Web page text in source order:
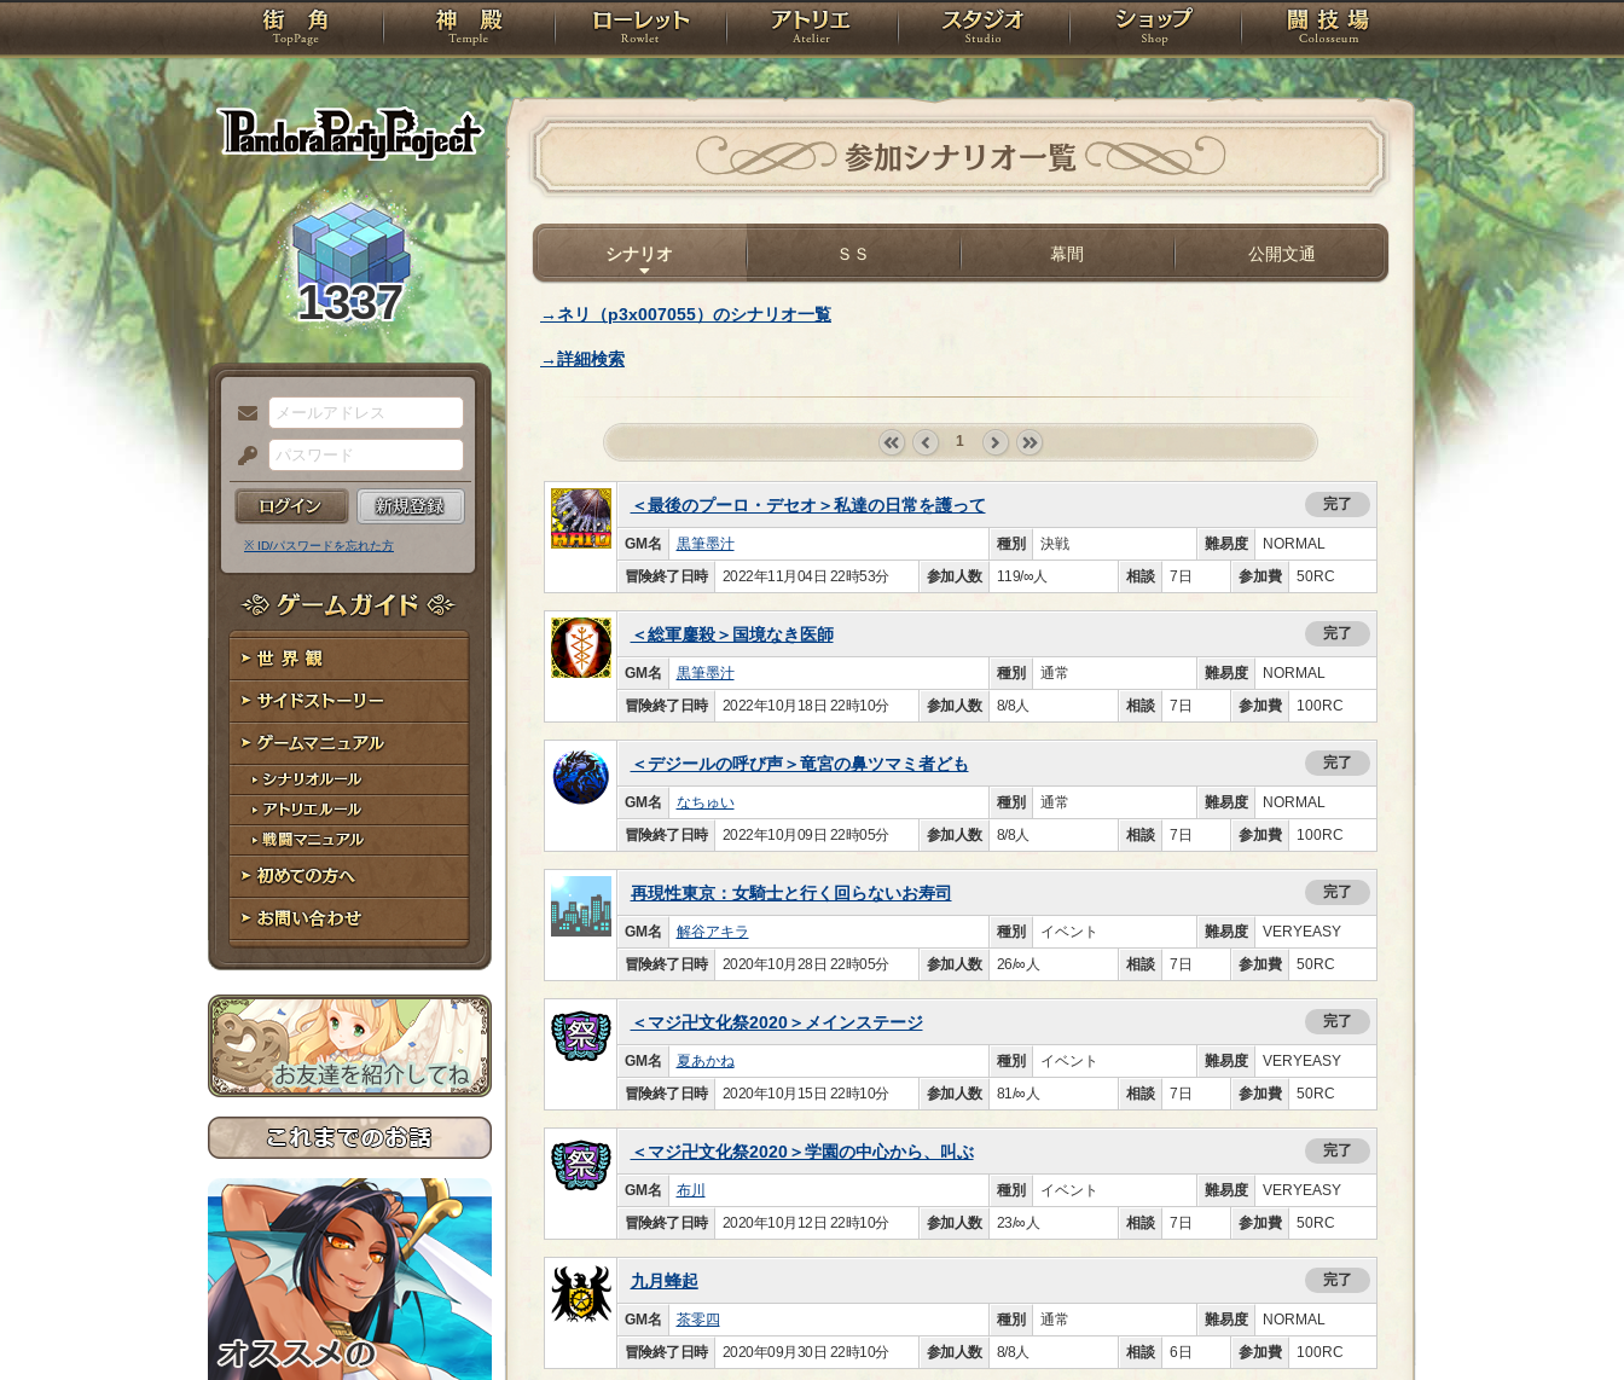
PandoraPartyProject
TOP 神殿 ローレット アトリエ スタジオ ショップ 闘技場
1337
メ
ー
ル
ア
ド
レ
ス
パ
ス
ー
ド
※ ID/パスワードを忘れた方
ゲームガイド
世界観
サイドストーリー
ゲームマニュアル
シナリオルール
アトリエルール
戦闘マニュアル
初めての方へ
お問い合わせ
参加シナリオ一覧
シナリオ ＳＳ 幕間 公開文通
→ネリ（p3x007055）のシナリオ一覧
→詳細検索
first
prev
1
＜最後のプーロ・デセオ＞私達の日常を護って 完了
GM名 黒筆墨汁 種別 決戦 難易度
NORMAL
冒険終了日時
2022年11月04日 22時53分 参加人数 119/∞人 相談 7日 参加費 50RC
＜総軍鏖殺＞国境なき医師 完了
GM名 黒筆墨汁 種別 通常 難易度
NORMAL
冒険終了日時
2022年10月18日 22時10分 参加人数 8/8人 相談 7日 参加費 100RC
＜デジールの呼び声＞竜宮の鼻ツマミ者ども 完了
GM名 なちゅい 種別 通常 難易度
NORMAL
冒険終了日時
2022年10月09日 22時05分 参加人数 8/8人 相談 7日 参加費 100RC
再現性東京：女騎士と行く回らないお寿司 完了
GM名 解谷アキラ 種別 イベント 難易度
VERYEASY
冒険終了日時
2020年10月28日 22時05分 参加人数 26/∞人 相談 7日 参加費 50RC
＜マジ卍文化祭2020＞メインステージ 完了
GM名 夏あかね 種別 イベント 難易度
VERYEASY
冒険終了日時
2020年10月15日 22時10分 参加人数 81/∞人 相談 7日 参加費 50RC
＜マジ卍文化祭2020＞学園の中心から、叫ぶ 完了
GM名 布川 種別 イベント 難易度
VERYEASY
冒険終了日時
2020年10月12日 22時10分 参加人数 23/∞人 相談 7日 参加費 50RC
九月蜂起 完了
GM名 茶零四 種別 通常 難易度
NORMAL
冒険終了日時
2020年09月30日 22時10分 参加人数 8/8人 相談 6日 参加費 100RC